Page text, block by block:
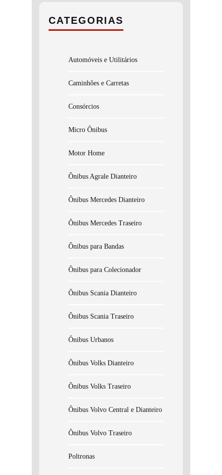
CATEGORIAS
Automóveis e Utilitários
Caminhões e Carretas
Consórcios
Micro Ônibus
Motor Home
Ônibus Agrale Dianteiro
Ônibus Mercedes Dianteiro
Ônibus Mercedes Traseiro
Ônibus para Bandas
Ônibus para Colecionador
Ônibus Scania Dianteiro
Ônibus Scania Traseiro
Ônibus Urbanos
Ônibus Volks Dianteiro
Ônibus Volks Traseiro
Ônibus Volvo Central e Dianteiro
Ônibus Volvo Traseiro
Poltronas